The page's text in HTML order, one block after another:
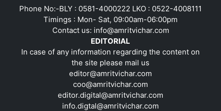
Phone No:-BLY : 0581-4000222 LKO : 0522-4008111
Timings : Mon- Sat, 09:00am-06:00pm
Contact us: info@amritvichar.com
EDITORIAL
In case of any information regarding the content on
the site please mail us
editor@amritvichar.com
coo@amritvichar.com
editor.digital@amritvichar.com
info.digtal@amritvichar.com